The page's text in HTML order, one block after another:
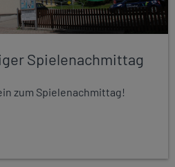
Spielenachmittag
zum Spielenachmittag!